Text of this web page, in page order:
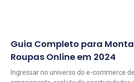
Guia Completo para
Roupas Online em 2024
Ingressar no universo do e-commerce